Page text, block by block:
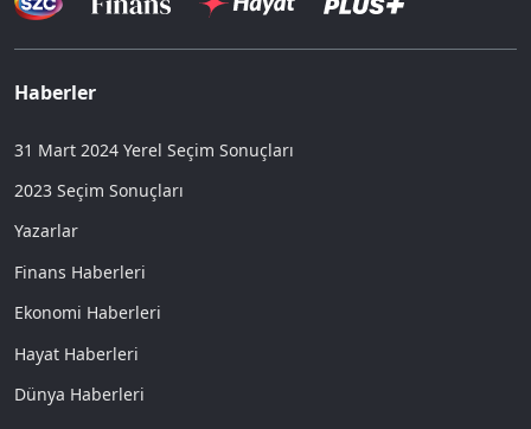
Haberler
31 Mart 2024 Yerel Seçim Sonuçları
2023 Seçim Sonuçları
Yazarlar
Finans Haberleri
Ekonomi Haberleri
Hayat Haberleri
Dünya Haberleri